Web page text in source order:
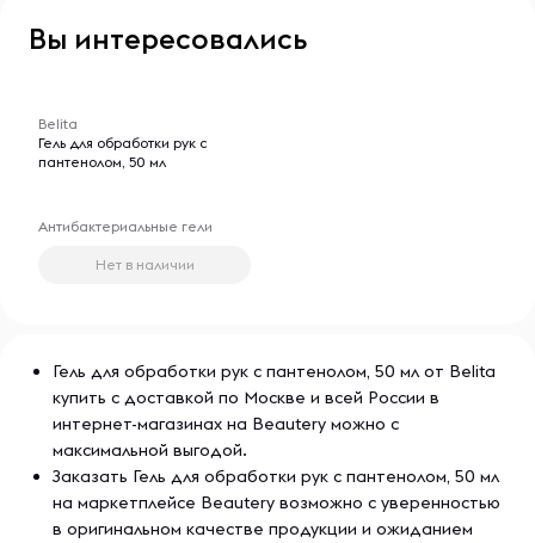
Вы интересовались
Belita
Гель для обработки рук с
пантенолом, 50 мл
Антибактериальные гели
Нет в наличии
Гель для обработки рук с пантенолом, 50 мл от Belita
купить с доставкой по Москве и всей России в
интернет-магазинах на Beautery можно с
максимальной выгодой.
Заказать Гель для обработки рук с пантенолом, 50 мл
на маркетплейсе Beautery возможно с уверенностью
в оригинальном качестве продукции и ожиданием